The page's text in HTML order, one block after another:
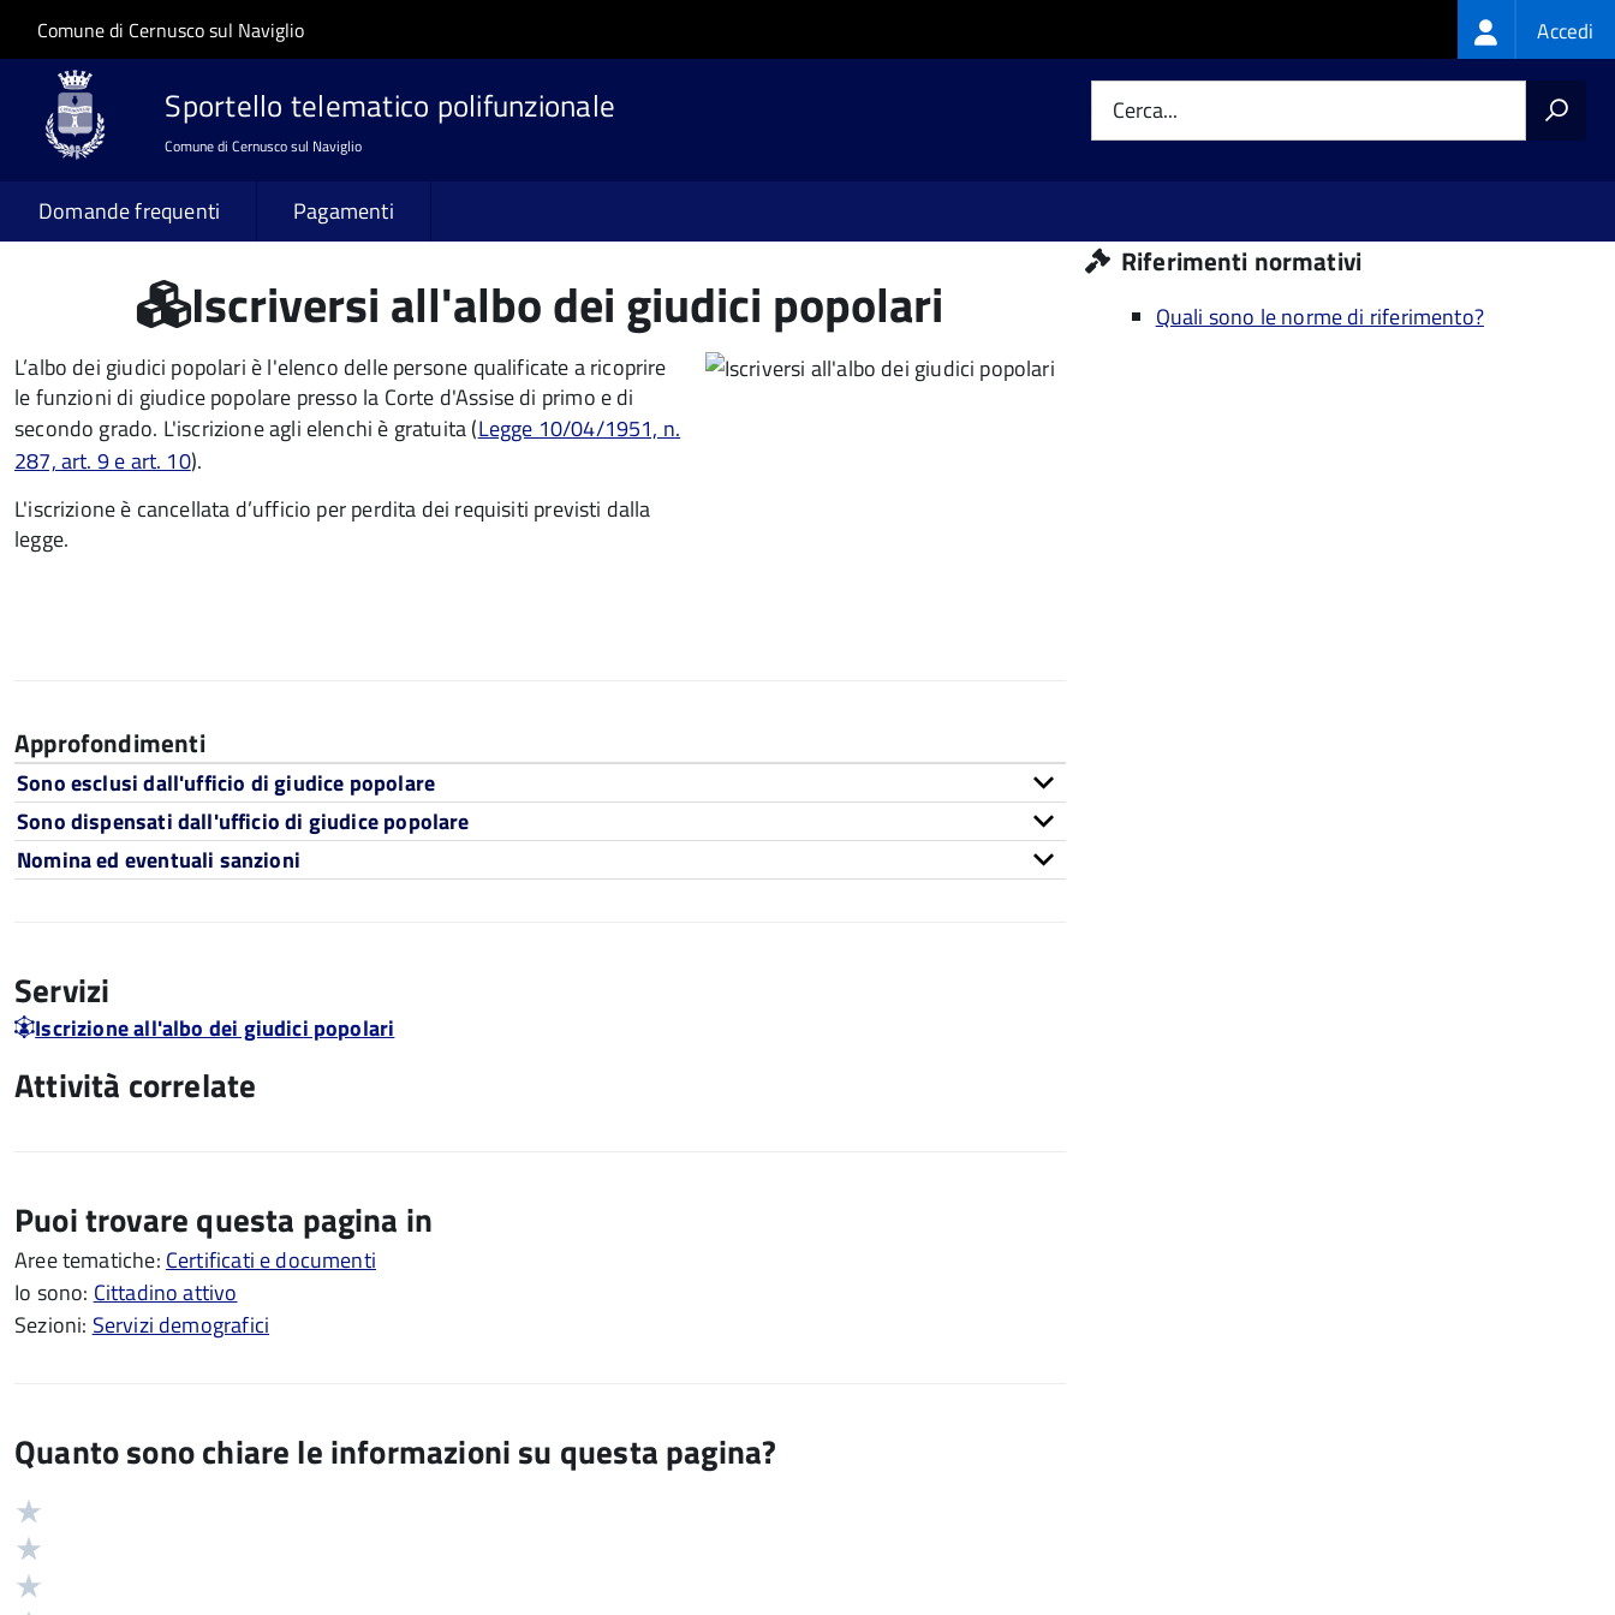
Salta al contenuto principale
Skip to site navigation
Comune di Cernusco sul Naviglio Login
menu
Accedi
Sportello telematico polifunzionale
Comune di Cernusco sul Naviglio
Cerca...
Domande frequenti Pagamenti
Iscriversi all'albo dei giudici popolari
L’albo dei giudici popolari è l'elenco delle persone qualificate a ricoprire
le funzioni di giudice popolare presso la Corte d'Assise di primo e di
secondo grado. L'iscrizione agli elenchi è gratuita (Legge 10/04/1951, n.
287, art. 9 e art. 10).
L'iscrizione è cancellata d’ufficio per perdita dei requisiti previsti dalla
legge.
Approfondimenti
Sono esclusi dall'ufficio di giudice popolare
Sono dispensati dall'ufficio di giudice popolare
Nomina ed eventuali sanzioni
Servizi
Iscrizione all'albo dei giudici popolari
Attività correlate
Puoi trovare questa pagina in
Aree tematiche: Certificati e documenti
Io sono: Cittadino attivo
Sezioni: Servizi demografici
Quanto sono chiare le informazioni su questa pagina?
Valutazione
Riferimenti normativi
Quali sono le norme di riferimento?